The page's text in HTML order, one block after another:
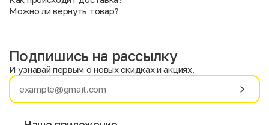
Можно ли вернуть товар?
Имя
Подпишись на рассылку
И узнавай первым о новых скидках и акциях.